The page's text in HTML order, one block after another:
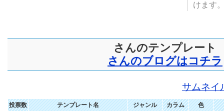
けます
さんのテンプレート
さんのブログはコチラ
サムネイ
投票数 テンプレート名 ジャンル カラム 色